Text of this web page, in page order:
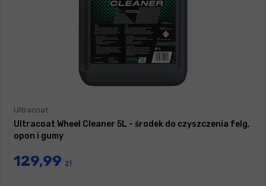
Ultracoat
Ultracoat Wheel Cleaner 5L - środek do czyszczenia felg,
opon i gumy
129,99 zł